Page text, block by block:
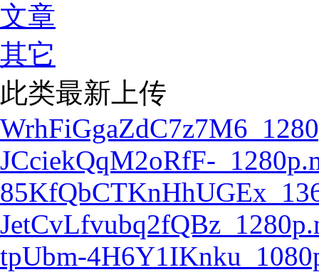
文章
其它
此类最新上传
JCciekQqM2oRfF-
tpUbm-